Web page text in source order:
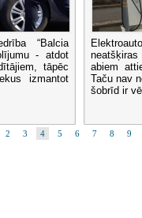
“Balcia
- atdot
tāpēc
izmantot
abiem
Taču nav
šobrīd ir
2 3 4 5 6 7 8 9